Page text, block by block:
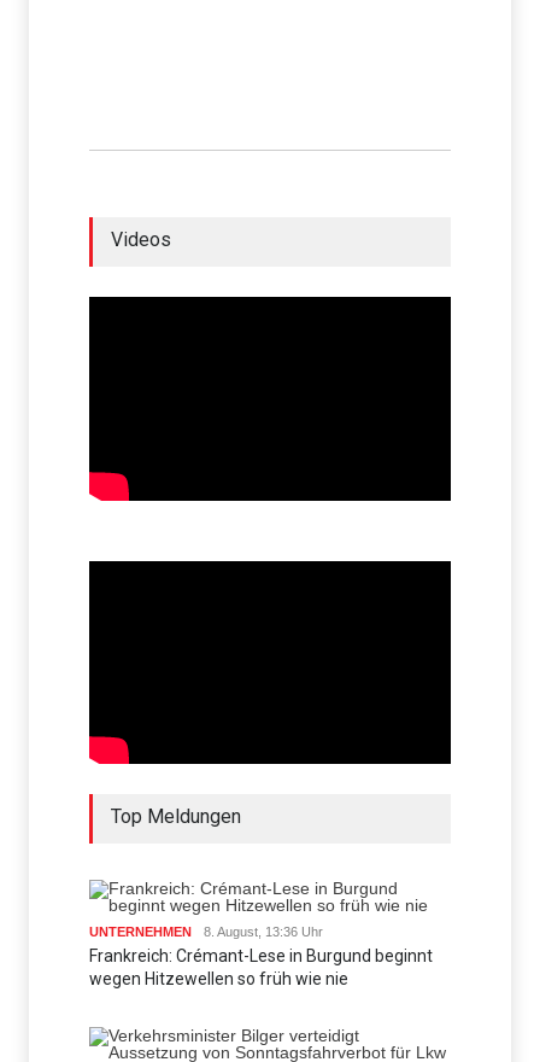
Videos
Top Meldungen
UNTERNEHMEN 8. August, 13:36 Uhr
Frankreich: Crémant-Lese in Burgund beginnt
wegen Hitzewellen so früh wie nie